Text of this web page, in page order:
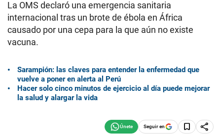
La OMS declaró una emergencia sanitaria
internacional tras un brote de ébola en África
causado por una cepa para la que aún no existe
vacuna.
Sarampión: las claves para entender la enfermedad que
vuelve a poner en alerta al Perú
Hacer solo cinco minutos de ejercicio al día puede mejorar
la salud y alargar la vida
Seguir en